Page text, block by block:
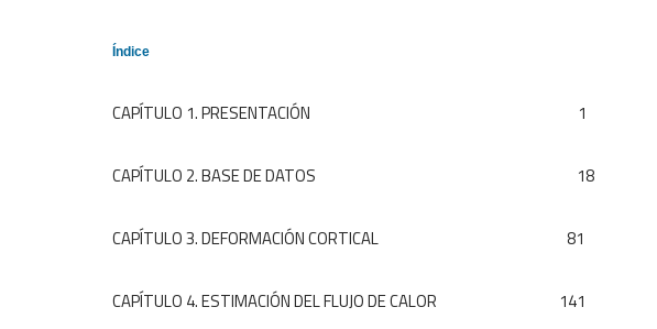
Índice
CAPÍTULO 1. PRESENTACIÓN 1
CAPÍTULO 2. BASE DE DATOS 18
CAPÍTULO 3. DEFORMACIÓN CORTICAL 81
CAPÍTULO 4. ESTIMACIÓN DEL FLUJO DE CALOR 141